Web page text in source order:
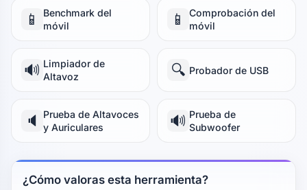
📱
Benchmark del
móvil
📱
Comprobación del
móvil
🔊 Limpiador de
Altavoz
🔍 Probador de USB
🔈
Prueba de Altavoces
y Auriculares
🔊 Prueba de
Subwoofer
¿Cómo valoras esta herramienta?